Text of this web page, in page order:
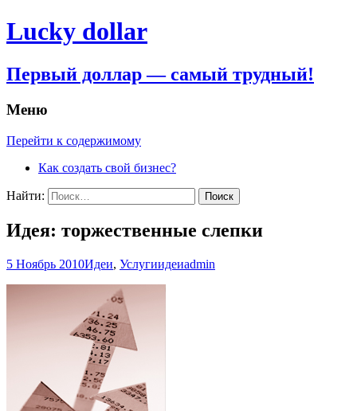
Lucky dollar
Первый доллар — самый трудный!
Меню
Перейти к содержимому
Как создать свой бизнес?
Найти:
Идея: торжественные слепки
5 Ноябрь 2010Идеи, Услугиидеиadmin